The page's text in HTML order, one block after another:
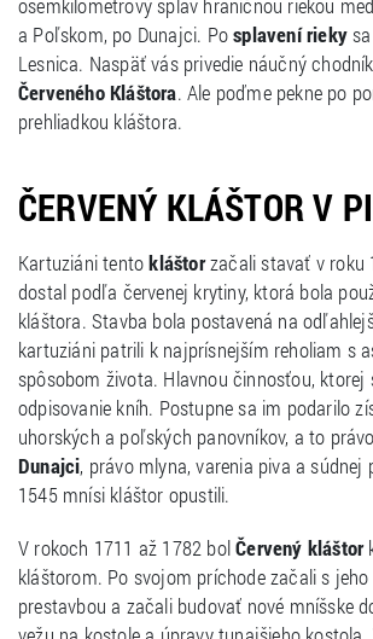
a Poľskom, po Dunajci. Posplavení rieky
Lesnica. Naspäť vás privedie náučný
Červeného Kláštora. Ale poďme pekne po
prehliadkou kláštora.
ČERVENÝ KLÁŠTOR V
Kartuziáni tentokláštorzačali stavať v roku
dostal podľa červenej krytiny, ktorá bola
kláštora. Stavba bola postavená na
kartuziáni patrili k najprísnejším reholiam s
spôsobom života. Hlavnou činnosťou, ktorej
odpisovanie kníh. Postupne sa im podarilo
uhorských a poľských panovníkov, a to
Dunajci, právo mlyna, varenia piva a súdnej
1545 mnísi kláštor opustili.
V rokoch 1711 až 1782 bolČervený kláštor
kláštorom. Po svojom príchode začali s
prestavbou a začali budovať nové mníšske